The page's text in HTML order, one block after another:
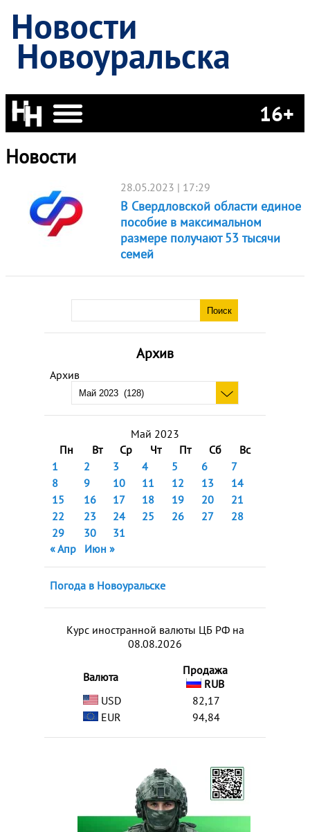
Новости
Новоуральска
16+
Архив
Архив
Май 2023
Пн
Вт Ср Чт Пт Сб
Вс
1
2 3 4 5 6
7
8
9 10 11 12 13
14
15
16 17 18 19 20
21
22
23 24 25 26 27
28
29
30
31
« Апр
Июн »
Погода в Новоуральске
Курс иностранной валюты ЦБ РФ на
08.08.2026
Валюта
Продажа
RUB
USD
82,17
EUR
94,84
Новости
28.05.2023 | 17:29
В Свердловской области единое
пособие в максимальном
размере получают 53 тысячи
семей